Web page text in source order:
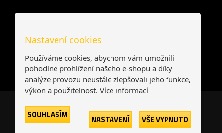
Česká republika Slovensko
Nastavení cookies
Používáme cookies, abychom vám umožnili
pohodlné prohlížení našeho e-shopu a díky
analýze provozu neustále zlepšovali jeho funkce,
výkon a použitelnost. Více informací
SOUHLASÍM NASTAVENÍ VŠE VYPNUTO